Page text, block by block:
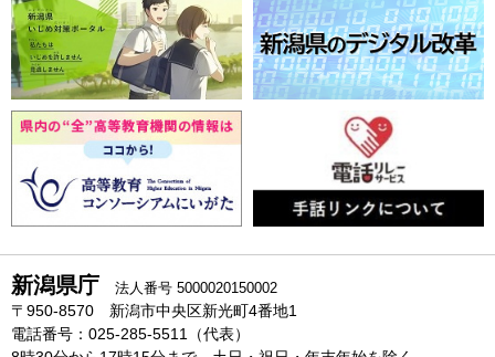
新潟県庁 法人番号 5000020150002
〒950-8570 新潟市中央区新光町4番地1
電話番号：025-285-5511（代表）